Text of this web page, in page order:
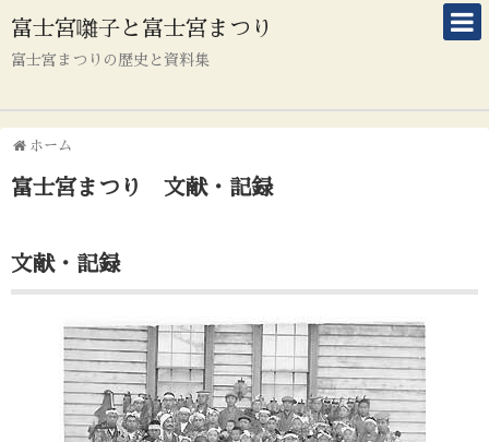
富士宮囃子と富士宮まつり
富士宮まつりの歴史と資料集
ホーム
富士宮まつり 文献・記録
文献・記録